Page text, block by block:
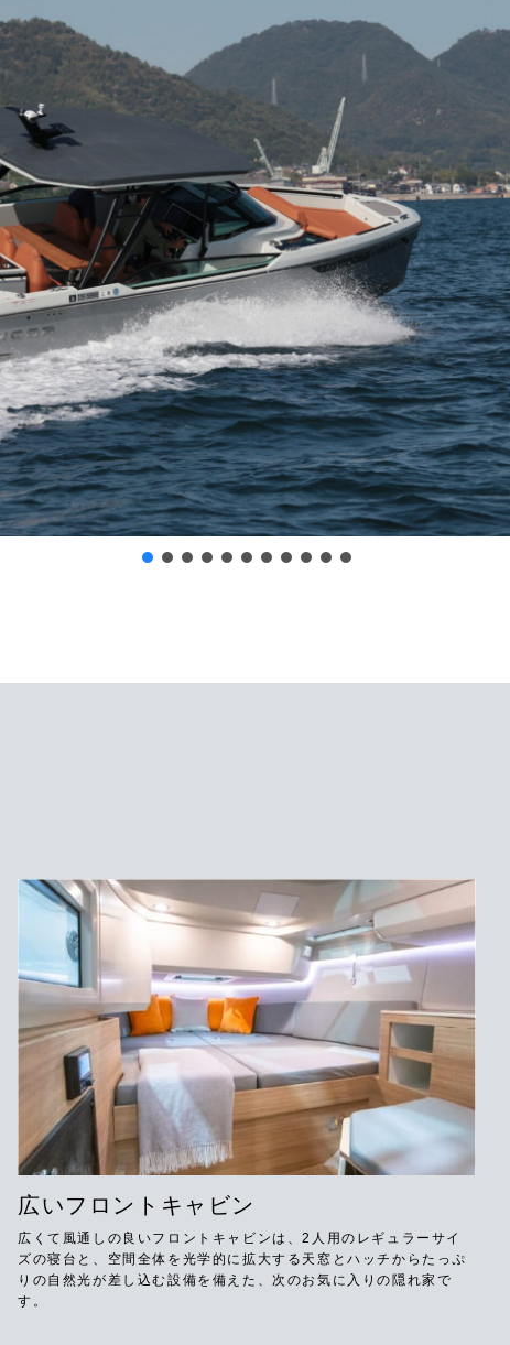
広いフロントキャビン
広くて風通しの良いフロントキャビンは、2人用のレギュラーサイ
ズの寝台と、空間全体を光学的に拡大する天窓とハッチからたっぷ
りの自然光が差し込む設備を備えた、次のお気に入りの隠れ家で
す。